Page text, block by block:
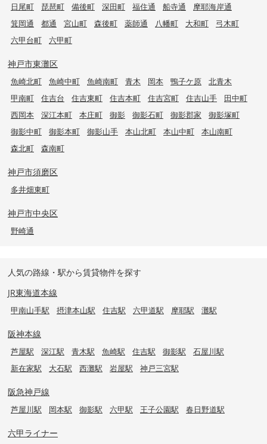
日尾町
琵琶町 備後町 深田町 福住通 船寺通
摩耶海岸通
箕岡通
都通 宮山町 森後町 薬師通 八幡町 大和町
弓木町
六甲台町
六甲町
神戸市東灘区
魚崎北町 魚崎中町 魚崎南町 青木 岡本 鴨子ケ原
北青木
甲南町
住吉台 住吉東町 住吉本町 住吉宮町 住吉山手
田中町
西岡本
深江本町 本庄町 御影 御影石町 御影郡家
御影塚町
御影中町
御影本町 御影山手 本山北町 本山中町
本山南町
森北町
森南町
神戸市須磨区
多井畑東町
神戸市中央区
野崎通
人気の路線・駅から賃貸物件を探す
JR東海道本線
甲南山手駅 摂津本山駅 住吉駅 六甲道駅 摩耶駅 灘駅
阪神本線
芦屋駅 深江駅 青木駅 魚崎駅 住吉駅 御影駅
石屋川駅
新在家駅
大石駅 西灘駅 岩屋駅 神戸三宮駅
阪急神戸線
芦屋川駅 岡本駅 御影駅 六甲駅 王子公園駅 春日野道駅
六甲ライナー